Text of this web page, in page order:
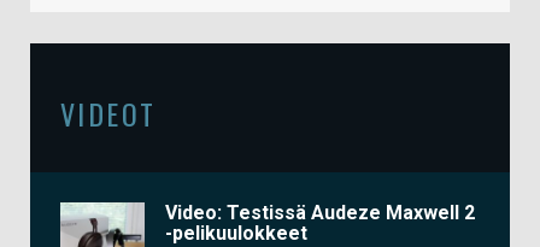
VIDEOT
Video: Testissä Audeze Maxwell 2
-pelikuulokkeet